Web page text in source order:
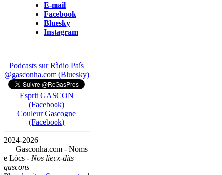
E-mail
Facebook
Bluesky
Instagram
Podcasts sur Ràdio País
@gasconha.com (Bluesky)
Esprit GASCON
(Facebook)
Couleur Gascogne
(Facebook)
2024-2026
— Gasconha.com - Noms
e Lòcs - Nos lieux-dits
gascons